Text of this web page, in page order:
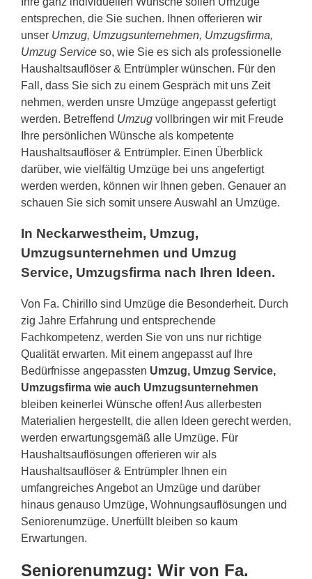
entsprechen, die Sie suchen. Ihnen offerieren wir
unser Umzug, Umzugsunternehmen, Umzugsfirma,
Umzug Service so, wie Sie es sich als professionelle
Haushaltsauflöser & Entrümpler wünschen. Für den
Fall, dass Sie sich zu einem Gespräch mit uns Zeit
nehmen, werden unsre Umzüge angepasst gefertigt
werden. Betreffend Umzug vollbringen wir mit Freude
Ihre persönlichen Wünsche als kompetente
Haushaltsauflöser & Entrümpler. Einen Überblick
darüber, wie vielfältig Umzüge bei uns angefertigt
werden werden, können wir Ihnen geben. Genauer an
schauen Sie sich somit unsere Auswahl an Umzüge.
In Neckarwestheim, Umzug,
Umzugsunternehmen und Umzug
Service, Umzugsfirma nach Ihren Ideen.
Von Fa. Chirillo sind Umzüge die Besonderheit. Durch
zig Jahre Erfahrung und entsprechende
Fachkompetenz, werden Sie von uns nur richtige
Qualität erwarten. Mit einem angepasst auf Ihre
Bedürfnisse angepassten Umzug, Umzug Service,
Umzugsfirma wie auch Umzugsunternehmen
bleiben keinerlei Wünsche offen! Aus allerbesten
Materialien hergestellt, die allen Ideen gerecht werden,
werden erwartungsgemäß alle Umzüge. Für
Haushaltsauflösungen offerieren wir als
Haushaltsauflöser & Entrümpler Ihnen ein
umfangreiches Angebot an Umzüge und darüber
hinaus genauso Umzüge, Wohnungsauflösungen und
Seniorenumzüge. Unerfüllt bleiben so kaum
Erwartungen.
Seniorenumzug: Wir von Fa.